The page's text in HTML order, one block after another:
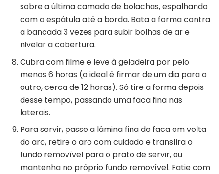
sobre a última camada de bolachas, espalhando
com a espátula até a borda. Bata a forma contra
a bancada 3 vezes para subir bolhas de ar e
nivelar a cobertura.
Cubra com filme e leve à geladeira por pelo
menos 6 horas (o ideal é firmar de um dia para o
outro, cerca de 12 horas). Só tire a forma depois
desse tempo, passando uma faca fina nas
laterais.
Para servir, passe a lâmina fina de faca em volta
do aro, retire o aro com cuidado e transfira o
fundo removível para o prato de servir, ou
mantenha no próprio fundo removível. Fatie com